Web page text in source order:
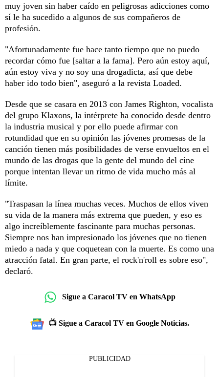
muy joven sin haber caído en peligrosas adicciones como
sí le ha sucedido a algunos de sus compañeros de
profesión.
"Afortunadamente fue hace tanto tiempo que no puedo
recordar cómo fue [saltar a la fama]. Pero aún estoy aquí,
aún estoy viva y no soy una drogadicta, así que debe
haber ido todo bien", aseguró a la revista Loaded.
Desde que se casara en 2013 con James Righton, vocalista
del grupo Klaxons, la intérprete ha conocido desde dentro
la industria musical y por ello puede afirmar con
rotundidad que en su opinión las jóvenes promesas de la
canción tienen más posibilidades de verse envueltos en el
mundo de las drogas que la gente del mundo del cine
porque intentan llevar un ritmo de vida mucho más al
límite.
"Traspasan la línea muchas veces. Muchos de ellos viven
su vida de la manera más extrema que pueden, y eso es
algo increíblemente fascinante para muchas personas.
Siempre nos han impresionado los jóvenes que no tienen
miedo a nada y que coquetean con la muerte. Es como una
atracción fatal. En gran parte, el rock'n'roll es sobre eso",
declaró.
Sigue a Caracol TV en WhatsApp
📺 Sigue a Caracol TV en Google Noticias.
PUBLICIDAD